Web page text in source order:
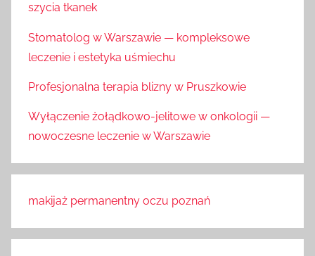
szycia tkanek
Stomatolog w Warszawie — kompleksowe
leczenie i estetyka uśmiechu
Profesjonalna terapia blizny w Pruszkowie
Wyłączenie żołądkowo-jelitowe w onkologii —
nowoczesne leczenie w Warszawie
makijaż permanentny oczu poznań